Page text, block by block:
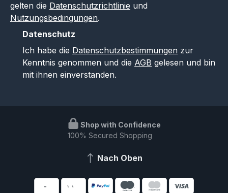
gelten die Datenschutzrichtlinie und
Nutzungsbedingungen.
Datenschutz
Ich habe die Datenschutzbestimmungen zur
Kenntnis genommen und die AGB gelesen und bin
mit ihnen einverstanden.
Shop with Confidence
100% Secured Shopping
Nach Oben